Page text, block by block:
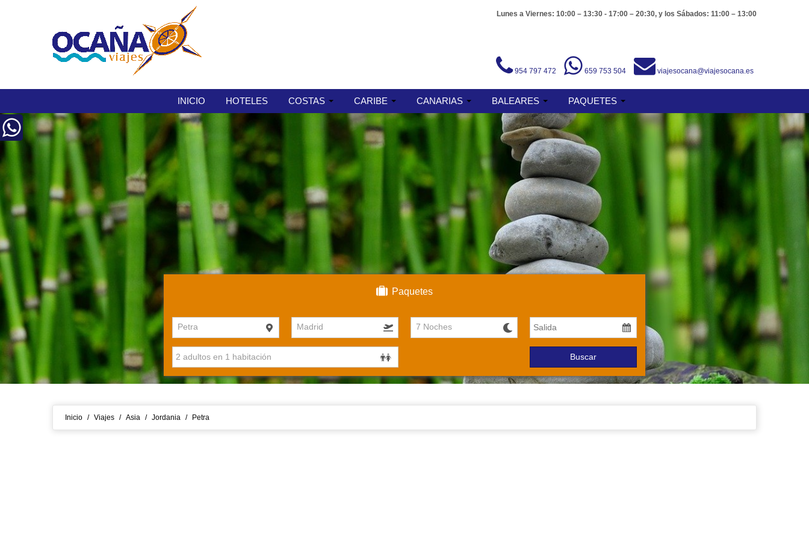
Lunes a Viernes: 10:00 – 13:30 - 17:00 – 20:30, y los Sábados: 11:00 – 13:00
954 797 472 659 753 504 viajesocana@viajesocana.es
INICIO HOTELES COSTAS CARIBE CANARIAS BALEARES PAQUETES
Paquetes
Petra Madrid 7 Noches
Buscar
Inicio / Viajes / Asia / Jordania / Petra